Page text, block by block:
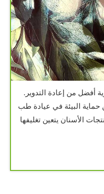
أفضل من إعادة التدوير.
حماية البيئة في عيادة طب
الأسنان يتعين تغليفها